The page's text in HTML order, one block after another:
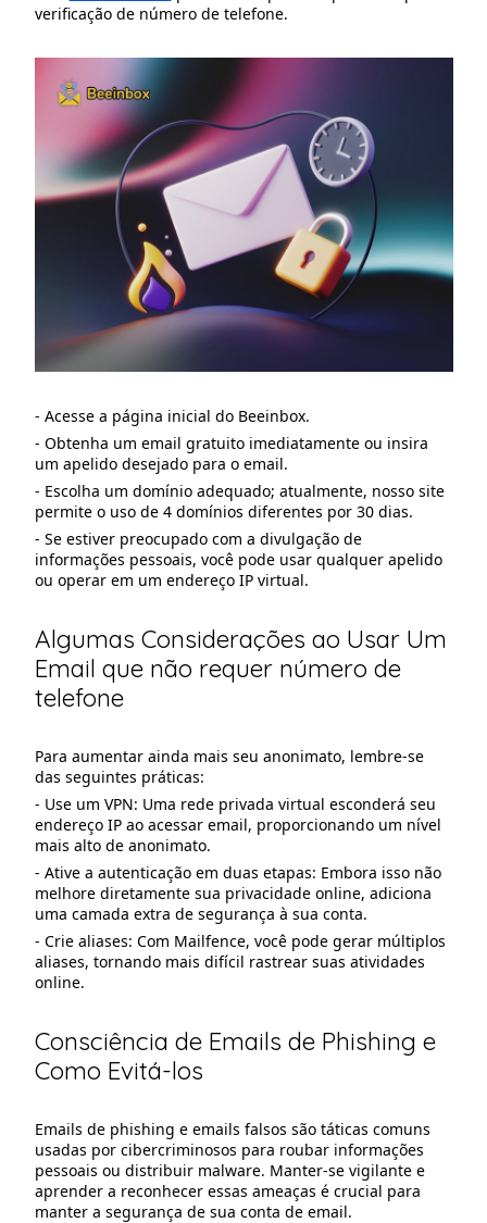
verificação de número de telefone.
- Acesse a página inicial do Beeinbox.
- Obtenha um email gratuito imediatamente ou insira
um apelido desejado para o email.
- Escolha um domínio adequado; atualmente, nosso site
permite o uso de 4 domínios diferentes por 30 dias.
- Se estiver preocupado com a divulgação de
informações pessoais, você pode usar qualquer apelido
ou operar em um endereço IP virtual.
Algumas Considerações ao Usar Um
Email que não requer número de
telefone
Para aumentar ainda mais seu anonimato, lembre-se
das seguintes práticas:
- Use um VPN: Uma rede privada virtual esconderá seu
endereço IP ao acessar email, proporcionando um nível
mais alto de anonimato.
- Ative a autenticação em duas etapas: Embora isso não
melhore diretamente sua privacidade online, adiciona
uma camada extra de segurança à sua conta.
- Crie aliases: Com Mailfence, você pode gerar múltiplos
aliases, tornando mais difícil rastrear suas atividades
online.
Consciência de Emails de Phishing e
Como Evitá-los
Emails de phishing e emails falsos são táticas comuns
usadas por cibercriminosos para roubar informações
pessoais ou distribuir malware. Manter-se vigilante e
aprender a reconhecer essas ameaças é crucial para
manter a segurança de sua conta de email.